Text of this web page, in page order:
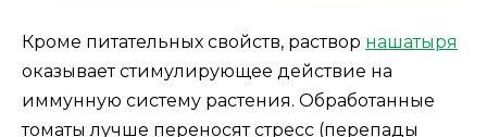
Кроме питательных свойств, раствор нашатыря
оказывает стимулирующее действие на
иммунную систему растения. Обработанные
томаты лучше переносят стресс (перепады